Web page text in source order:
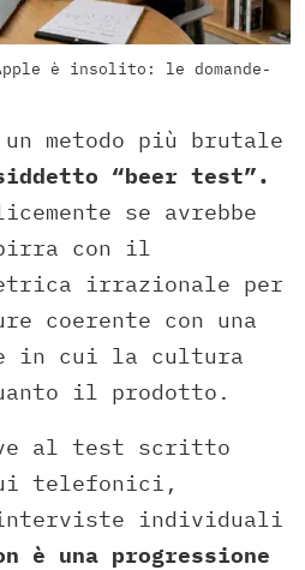
è insolito: le domande-
un metodo più brutale
“beer test”.
se avrebbe
con il
irrazionale per
coerente con una
in cui la cultura
il prodotto.
al test scritto
telefonici,
individuali
è una progressione